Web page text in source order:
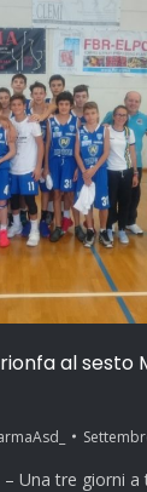
al sesto
Una tre giorni